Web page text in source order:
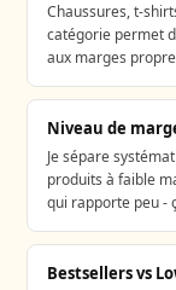
Chaussures, t-
catégorie permet
aux marges
Niveau de
Je sépare
produits à faible
qui rapporte peu -
Bestsellers vs